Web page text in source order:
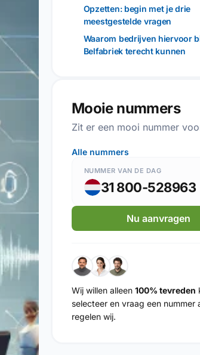
Opzetten: begin met je drie
meestgestelde vragen
Waarom bedrijven hiervoor
Belfabriek terecht kunnen
Mooie nummers
Zit er een mooi nummer
Alle nummers
NUMMER VAN DE DAG
31 800-528963
Nu aanvragen
Wij willen alleen 100% tevreden
selecteer en vraag een nummer
regelen wij.